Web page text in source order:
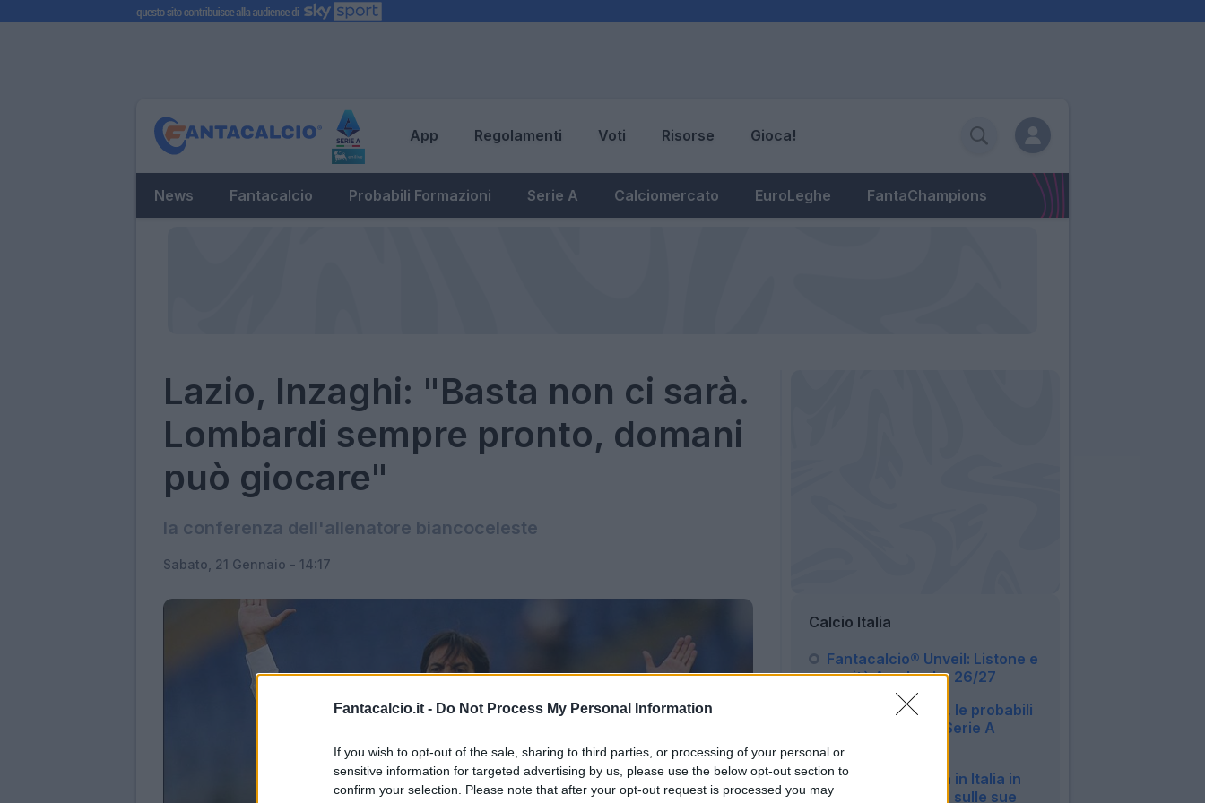
Fantacalcio.it - Do Not Process My Personal Information
If you wish to opt-out of the sale, sharing to third parties, or processing of your personal or
sensitive information for targeted advertising by us, please use the below opt-out section to
confirm your selection. Please note that after your opt-out request is processed you may
App Regolamenti Voti Risorse Gioca!
News Fantacalcio Probabili Formazioni Serie A Calciomercato EuroLeghe FantaChampions
Lazio, Inzaghi: "Basta non ci sarà.
Lombardi sempre pronto, domani
può giocare"
la conferenza dell'allenatore biancoceleste
Sabato, 21 Gennaio - 14:17
Calcio Italia
Fantacalcio® Unveil: Listone e
novità App Leghe 26/27
Asta Fantacalcio, le probabili
formazioni della Serie A
Enilive 2026/27
Milan, Gila rientra in Italia in
anticipo: le ultime sulle sue